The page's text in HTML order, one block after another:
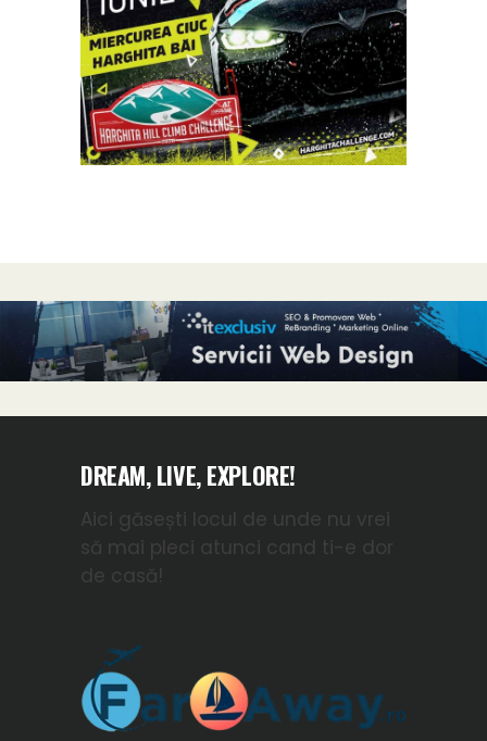
DREAM, LIVE, EXPLORE!
Aici găsești locul de unde nu vrei
să mai pleci atunci cand ti-e dor
de casă!